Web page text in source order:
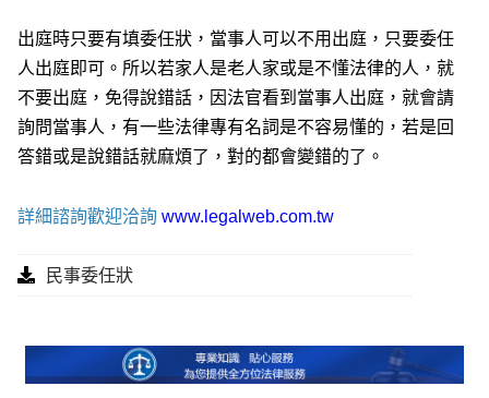
出庭時只要有填委任狀，當事人可以不用出庭，只要委任
人出庭即可。所以若家人是老人家或是不懂法律的人，就
不要出庭，免得說錯話，因法官看到當事人出庭，就會請
詢問當事人，有一些法律專有名詞是不容易懂的，若是回
答錯或是說錯話就麻煩了，對的都會變錯的了。
詳細諮詢歡迎洽詢www.legalweb.com.tw
民事委任狀